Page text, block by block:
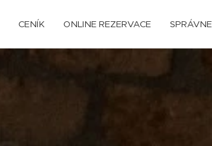
CENÍK ONLINE REZERVACE